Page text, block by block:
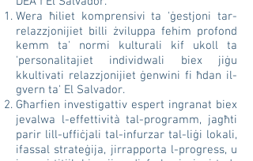
Wera ħiliet komprensivi ta 'ġestjoni tar-
relazzjonijiet billi żviluppa fehim profond
kemm ta' normi kulturali kif ukoll ta
'personalitajiet individwali biex jiġu
kkultivati relazzjonijiet ġenwini fi ħdan il-
gvern ta' El Salvador.
Għarfien investigattiv espert ingranat biex
jevalwa l-effettività tal-programm, jagħti
parir lill-uffiċjali tal-infurzar tal-liġi lokali,
ifassal strateġija, jirrapporta l-progress, u